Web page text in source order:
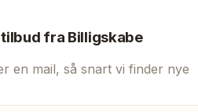
fra Billigskabe
en mail, så snart vi finder nye